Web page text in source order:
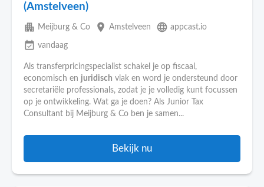
(Amstelveen)
apartment Meijburg & Co place Amstelveen language appcast.io
event_available vandaag
Als transferpricingspecialist schakel je op fiscaal,
economisch en juridisch vlak en word je ondersteund door
secretariële professionals, zodat je je volledig kunt focussen
op je ontwikkeling. Wat ga je doen? Als Junior Tax
Consultant bij Meijburg & Co ben je samen...
Bekijk nu